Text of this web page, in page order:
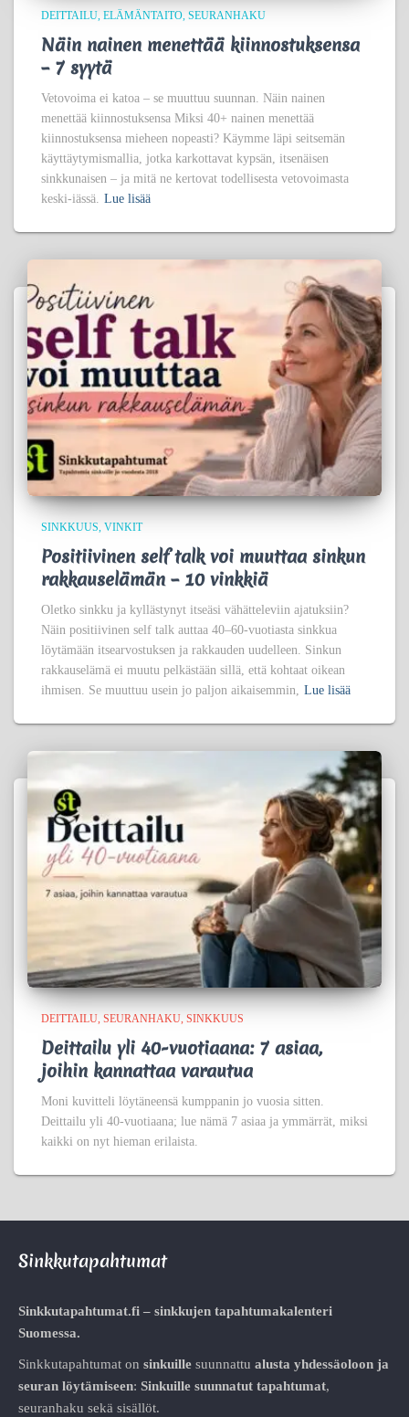
DEITTAILU ELÄMÄNTAITO SEURANHAKU
Näin nainen menettää kiinnostuksensa
– 7 syytä
Vetovoima ei katoa – se muuttuu suunnan. Näin nainen
menettää kiinnostuksensa Miksi 40+ nainen menettää
kiinnostuksensa mieheen nopeasti? Käymme läpi seitsemän
käyttäytymismallia, jotka karkottavat kypsän, itsenäisen
sinkkunaisen – ja mitä ne kertovat todellisesta vetovoimasta
keski-iässä. Lue lisää
SINKKUUS VINKIT
Positiivinen self talk voi muuttaa sinkun
rakkauselämän – 10 vinkkiä
Oletko sinkku ja kyllästynyt itseäsi vähätteleviin ajatuksiin?
Näin positiivinen self talk auttaa 40–60-vuotiasta sinkkua
löytämään itsearvostuksen ja rakkauden uudelleen. Sinkun
rakkauselämä ei muutu pelkästään sillä, että kohtaat oikean
ihmisen. Se muuttuu usein jo paljon aikaisemmin,
Lue lisää
DEITTAILU SEURANHAKU SINKKUUS
Deittailu yli 40-vuotiaana: 7 asiaa,
joihin kannattaa varautua
Moni kuvitteli löytäneensä kumppanin jo vuosia sitten.
Deittailu yli 40-vuotiaana; lue nämä 7 asiaa ja ymmärrät, miksi
kaikki on nyt hieman erilaista.
Sinkkutapahtumat
Sinkkutapahtumat.fi – sinkkujen tapahtumakalenteri
Suomessa.
Sinkkutapahtumat on sinkuille suunnattu alusta yhdessäoloon ja
seuran löytämiseen: Sinkuille suunnatut tapahtumat,
seuranhaku sekä sisällöt.